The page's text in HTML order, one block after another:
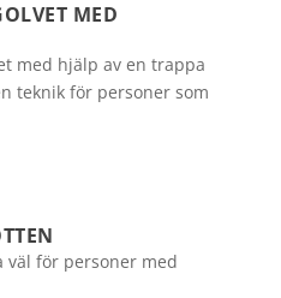
MED
med hjälp av en trappa
teknik för personer som
väl för personer med